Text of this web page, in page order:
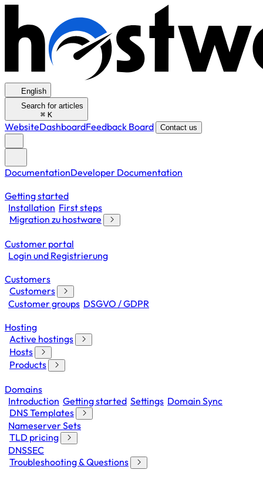
English
Search for articles
⌘ K
WebsiteDashboardFeedback Board Contact us
DocumentationDeveloper Documentation
Getting started
Installation First steps
Migration zu hostware
Customer portal
Login und Registrierung
Customers
Customers
Customer groups DSGVO / GDPR
Hosting
Active hostings
Hosts
Products
Domains
Introduction Getting started Settings Domain Sync
DNS Templates
Nameserver Sets
TLD pricing
DNSSEC
Troubleshooting & Questions